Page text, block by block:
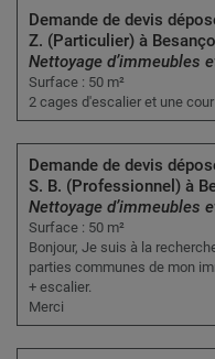
Demande de devis
Z. (Particulier) à
Nettoyage d’immeubles
Surface : 50 m²
2 cages d'escalier et une cour
Demande de devis
S. B. (Professionnel) à
Nettoyage d’immeubles
Surface : 50 m²
Bonjour, Je suis à la
parties communes de mon
+ escalier.
Merci